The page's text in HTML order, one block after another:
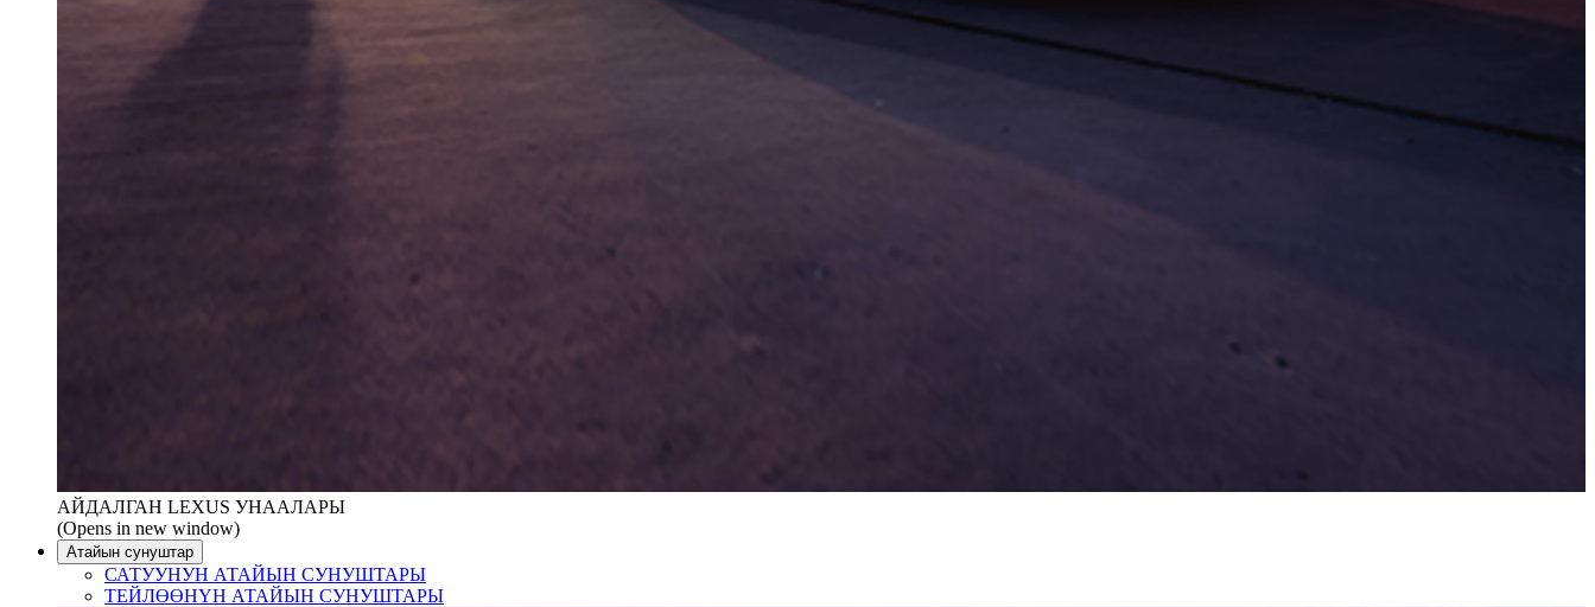
АЙДАЛГАН LEXUS УНААЛАРЫ
(Opens in new window)
Атайын сунуштар
САТУУНУН АТАЙЫН СУНУШТАРЫ
ТЕЙЛӨӨНҮН АТАЙЫН СУНУШТАРЫ